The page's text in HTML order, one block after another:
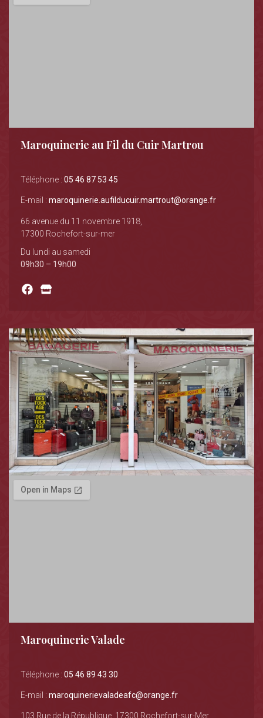
Maroquinerie au Fil du Cuir Martrou
Téléphone : 05 46 87 53 45
E-mail : maroquinerie.aufilducuir.martrout@orange.fr
66 avenue du 11 novembre 1918,
17300 Rochefort-sur-mer
Du lundi au samedi
09h30 – 19h00
Maroquinerie Valade
Téléphone : 05 46 89 43 30
E-mail : maroquinerievaladeafc@orange.fr
103 Rue de la République, 17300 Rochefort-sur-Mer